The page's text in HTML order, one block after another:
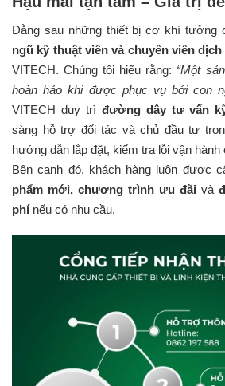
Đằng sau những thiết bị cơ khí tưởng
ngũ kỹ thuật viên và chuyên viên dịch
VITECH. Chúng tôi hiểu rằng: “Một
hoàn hảo khi được phục vụ bởi con
VITECH duy trì đường dây tư vấn
sàng hỗ trợ đối tác và chủ đầu tư
hướng dẫn lắp đặt, kiểm tra lỗi vận hành
Bên cạnh đó, khách hàng luôn được
phẩm mới, chương trình ưu đãi và
phínếu có nhu cầu.